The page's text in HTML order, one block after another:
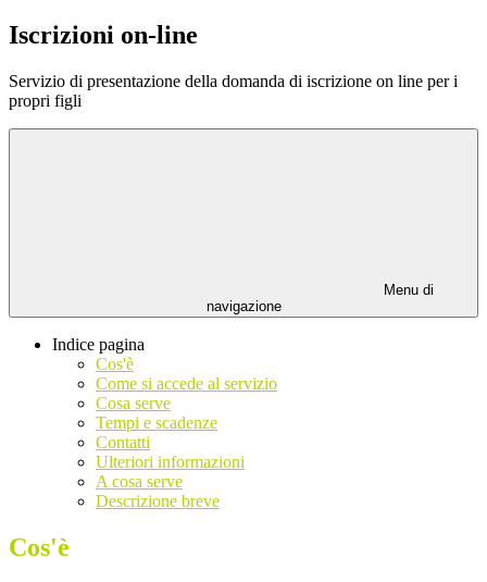
Iscrizioni on-line
Servizio di presentazione della domanda di iscrizione on line per i
propri figli
Menu di
navigazione
Indice pagina
Cos'è
Come si accede al servizio
Cosa serve
Tempi e scadenze
Contatti
Ulteriori informazioni
A cosa serve
Descrizione breve
Cos'è